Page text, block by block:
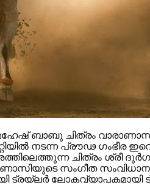
ബാബു ചിത്രം
നടന്ന പ്രൗഢ ഗംഭീര
ചിത്രം
സംഗീത
ട്രയ്ലർ ലോകവ്യാപകമായി